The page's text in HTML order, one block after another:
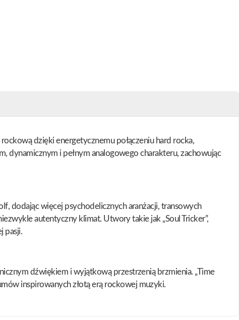
dzięki energetycznemu połączeniu hard rocka,
dynamicznym i pełnym analogowego charakteru, zachowując
dodając więcej psychodelicznych aranżacji, transowych
autentyczny klimat. Utwory takie jak „Soul Tricker”,
pasji.
dźwiękiem i wyjątkową przestrzenią brzmienia. „Time
inspirowanych złotą erą rockowej muzyki.